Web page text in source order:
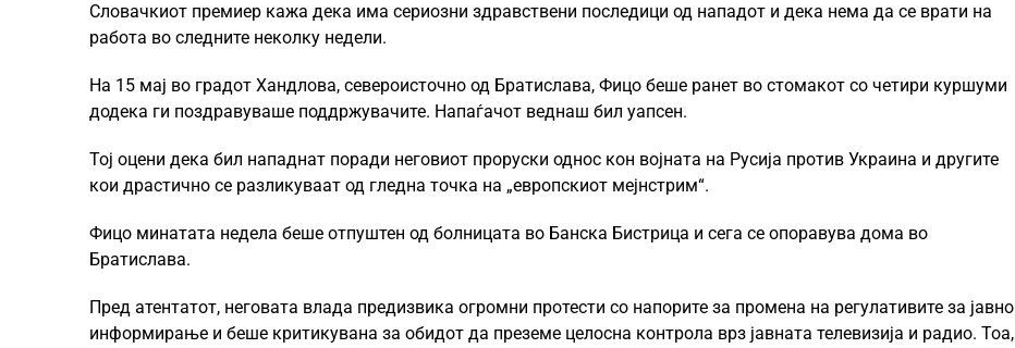
Словачкиот премиер кажа дека има сериозни здравствени последици од нападот и дека нема да се врати на
работа во следните неколку недели.
На 15 мај во градот Хандлова, североисточно од Братислава, Фицо беше ранет во стомакот со четири куршуми
додека ги поздравуваше поддржувачите. Напаѓачот веднаш бил уапсен.
Тој оцени дека бил нападнат поради неговиот проруски однос кон војната на Русија против Украина и другите
кои драстично се разликуваат од гледна точка на „европскиот мејнстрим“.
Фицо минатата недела беше отпуштен од болницата во Банска Бистрица и сега се опоравува дома во
Братислава.
Пред атентатот, неговата влада предизвика огромни протести со напорите за промена на регулативите за јавно
информирање и беше критикувана за обидот да преземе целосна контрола врз јавната телевизија и радио. Тоа,